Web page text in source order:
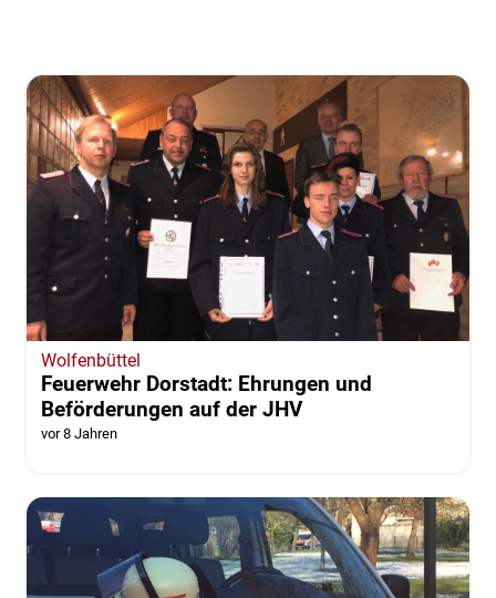
Wolfenbüttel
Feuerwehr Dorstadt: Ehrungen und
Beförderungen auf der JHV
vor 8 Jahren